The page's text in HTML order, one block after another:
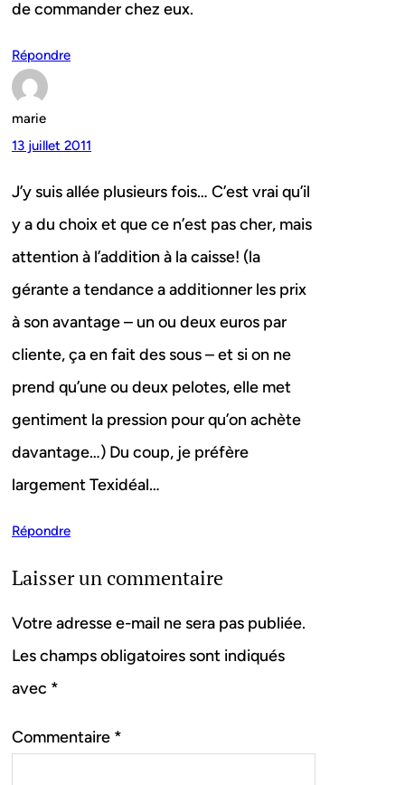
de commander chez eux.
Répondre
marie
13 juillet 2011
J’y suis allée plusieurs fois… C’est vrai qu’il
y a du choix et que ce n’est pas cher, mais
attention à l’addition à la caisse! (la
gérante a tendance a additionner les prix
à son avantage – un ou deux euros par
cliente, ça en fait des sous – et si on ne
prend qu’une ou deux pelotes, elle met
gentiment la pression pour qu’on achète
davantage…) Du coup, je préfère
largement Texidéal…
Répondre
Laisser un commentaire
Votre adresse e-mail ne sera pas publiée.
Les champs obligatoires sont indiqués
avec *
Commentaire *